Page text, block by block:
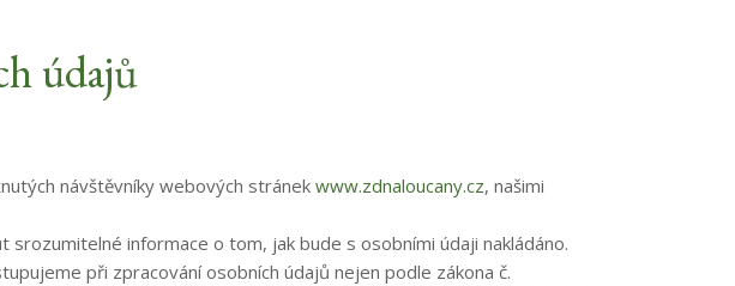
údajů
návštěvníky webových stránek www.zdnaloucany.cz, našimi
informace o tom, jak bude s osobními údaji nakládáno.
při zpracování osobních údajů nejen podle zákona č.